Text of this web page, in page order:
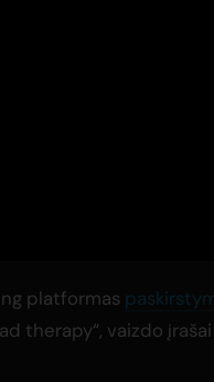
platformas
therapy“, vaizdo